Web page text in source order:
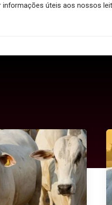
úteis aos nossos